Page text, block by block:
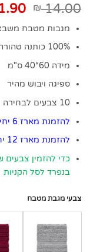
₪14.00
היה:
₪ 14.00.
מגבות מטבח
100% כותנה טהורה
מידה 60*40 ס"מ
ספיגה ויבוש מהיר
10 צבעים לבחירה
להזמנת מארז 6 יחידות במחיר מבצע (59.9 ש"ח) לחץ כאן
להזמנת מארז 12 יחידות במחיר מבצע (99.9 ש"ח) לחץ כאן
כדי להזמין צבעים
בנפרד לסל הקניות
צבעי מגבת מטבח